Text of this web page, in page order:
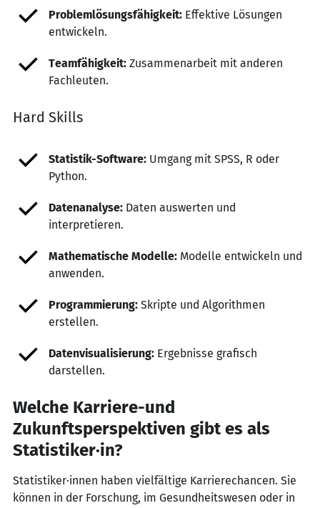
Problemlösungsfähigkeit: Effektive Lösungen
entwickeln.
Teamfähigkeit: Zusammenarbeit mit anderen
Fachleuten.
Hard Skills
Statistik-Software: Umgang mit SPSS, R oder
Python.
Datenanalyse: Daten auswerten und
interpretieren.
Mathematische Modelle: Modelle entwickeln und
anwenden.
Programmierung: Skripte und Algorithmen
erstellen.
Datenvisualisierung: Ergebnisse grafisch
darstellen.
Welche Karriere-und
Zukunftsperspektiven gibt es als
Statistiker·in?
Statistiker·innen haben vielfältige Karrierechancen. Sie
können in der Forschung, im Gesundheitswesen oder in